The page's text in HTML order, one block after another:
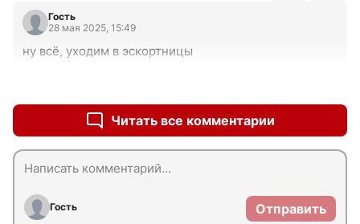
Гость
28 мая 2025, 15:49
ну всё, уходим в эскортницы
Читать все комментарии
Гость Отправить